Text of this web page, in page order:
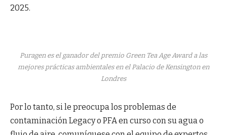
2025.
Puragen es el ganador del premio Green Tea Age Award a las
mejores prácticas ambientales en el Palacio de Kensington en
Londres
Por lo tanto, si le preocupa los problemas de
contaminación Legacy o PFA en curso con su agua o